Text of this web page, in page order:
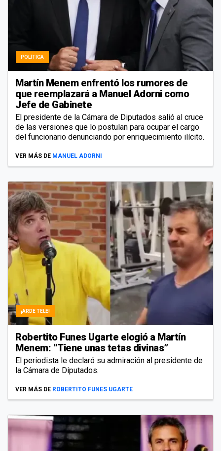
POLÍTICA
Martín Menem enfrentó los rumores de
que reemplazará a Manuel Adorni como
Jefe de Gabinete
El presidente de la Cámara de Diputados salió al cruce
de las versiones que lo postulan para ocupar el cargo
del funcionario denunciando por enriquecimiento ilícito.
VER MÁS DE MANUEL ADORNI
¡ARDE TELE!
Robertito Funes Ugarte elogió a Martín
Menem: “Tiene unas tetas divinas”
El periodista le declaró su admiración al presidente de
la Cámara de Diputados.
VER MÁS DE ROBERTITO FUNES UGARTE